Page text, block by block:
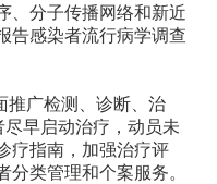
、分子传播网络和新近
告感染者流行病学调查
推广检测、诊断、治
尽早启动治疗，动员未
疗指南，加强治疗评
类管理和个案服务。